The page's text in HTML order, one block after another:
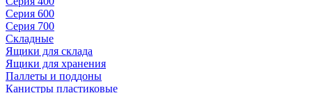
Серия 600
Серия 700
Складные
Ящики для склада
Ящики для хранения
Паллеты и поддоны
Канистры пластиковые